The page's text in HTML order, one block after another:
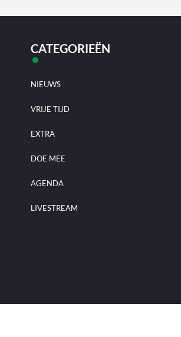
CATEGORIEËN
NIEUWS
VRIJE TIJD
EXTRA
DOE MEE
AGENDA
LIVESTREAM